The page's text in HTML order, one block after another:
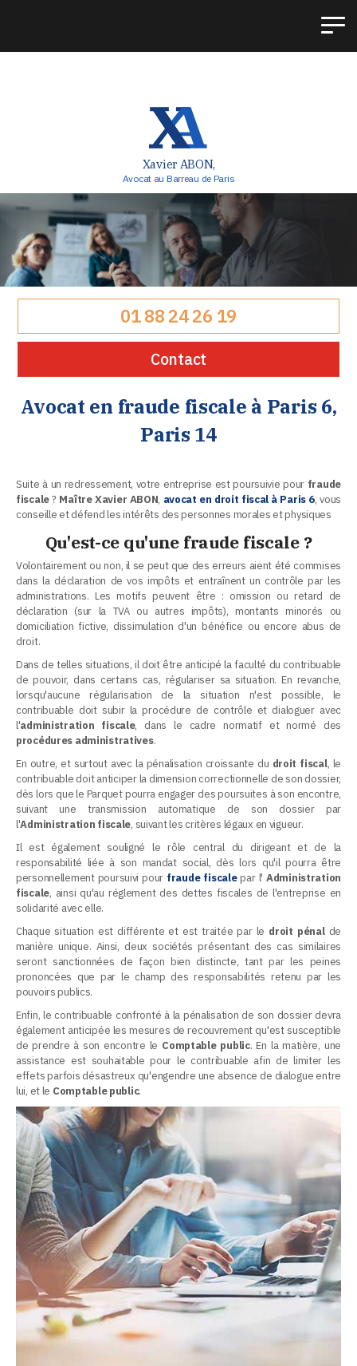
Avocat en fraude fiscale à Paris 6,
Paris 14
Xavier ABON,
Avocat au Barreau de Paris
01 88 24 26 19
Contact
Suite à un redressement, votre entreprise est poursuivie pour fraude
fiscale? Maître Xavier ABON, avocat en droit fiscal à Paris 6, vous
conseille et défend les intérêts des personnes morales et physiques
Qu'est-ce qu'une fraude fiscale ?
Volontairement ou non, il se peut que des erreurs aient été commises
dans la déclaration de vos impôts et entraînent un contrôle par les
administrations. Les motifs peuvent être : omission ou retard de
déclaration (sur la TVA ou autres impôts), montants minorés ou
domiciliation fictive, dissimulation d'un bénéfice ou encore abus de
droit.
Dans de telles situations, il doit être anticipé la faculté du contribuable
de pouvoir, dans certains cas, régulariser sa situation. En revanche,
lorsqu'aucune régularisation de la situation n'est possible, le
contribuable doit subir la procédure de contrôle et dialoguer avec
l'administration fiscale, dans le cadre normatif et normé des
procédures administratives.
En outre, et surtout avec la pénalisation croissante du droit fiscal, le
contribuable doit anticiper la dimension correctionnelle de son dossier,
dès lors que le Parquet pourra engager des poursuites à son encontre,
suivant une transmission automatique de son dossier par
l'Administration fiscale, suivant les critères légaux en vigueur.
Il est également souligné le rôle central du dirigeant et de la
responsabilité liée à son mandat social, dès lors qu'il pourra être
personnellement poursuivi pour fraude fiscalepar l'Administration
fiscale, ainsi qu'au réglement des dettes fiscales de l'entreprise en
solidarité avec elle.
Chaque situation est différente et est traitée par le droit pénalde
manière unique. Ainsi, deux sociétés présentant des cas similaires
seront sanctionnées de façon bien distincte, tant par les peines
prononcées que par le champ des responsabilités retenu par les
pouvoirs publics.
Enfin, le contribuable confronté à la pénalisation de son dossier devra
également anticipée les mesures de recouvrement qu'est susceptible
de prendre à son encontre le Comptable public. En la matière, une
assistance est souhaitable pour le contribuable afin de limiter les
effets parfois désastreux qu'engendre une absence de dialogue entre
lui, et le Comptable public.